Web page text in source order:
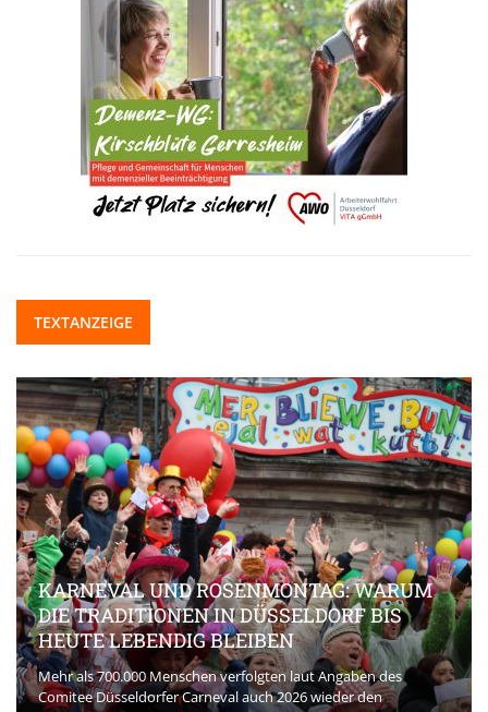
TEXTANZEIGE
KARNEVAL UND ROSENMONTAG: WARUM
DIE TRADITIONEN IN DÜSSELDORF BIS
HEUTE LEBENDIG BLEIBEN
Mehr als 700.000 Menschen verfolgten laut Angaben des
Comitee Düsseldorfer Carneval auch 2026 wieder den